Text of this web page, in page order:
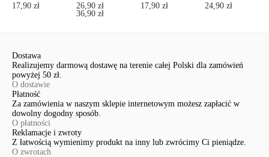
17,90 zł
26,90 zł
36,90 zł
17,90 zł 24,90 zł
Dostawa
Realizujemy darmową dostawę na terenie całej Polski dla zamówień
powyżej 50 zł.
O dostawie
Płatność
Za zamówienia w naszym sklepie internetowym możesz zapłacić w
dowolny dogodny sposób.
O płatności
Reklamacje i zwroty
Z łatwością wymienimy produkt na inny lub zwrócimy Ci pieniądze.
O zwrotach